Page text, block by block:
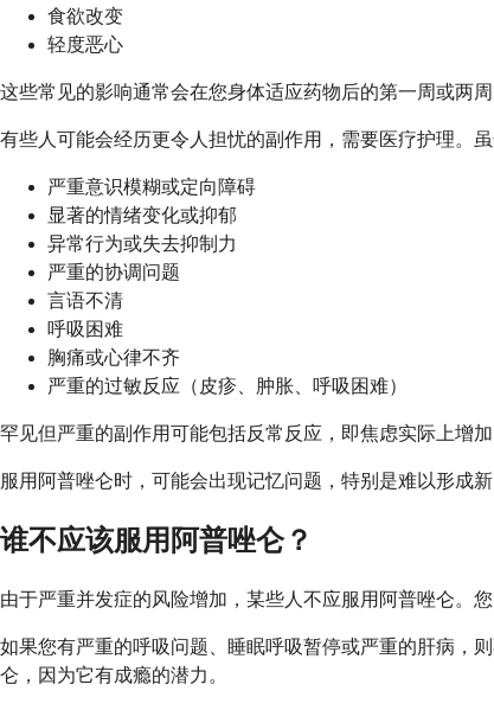
食欲改变
轻度恶心
这些常见的影响通常会在您身体适应药物后的第一周或两周
有些人可能会经历更令人担忧的副作用，需要医疗护理。
严重意识模糊或定向障碍
显著的情绪变化或抑郁
异常行为或失去抑制力
严重的协调问题
言语不清
呼吸困难
胸痛或心律不齐
严重的过敏反应（皮疹、肿胀、呼吸困难）
罕见但严重的副作用可能包括反常反应，即焦虑实际上增
服用阿普唑仑时，可能会出现记忆问题，特别是难以形成
谁不应该服用阿普唑仑？
由于严重并发症的风险增加，某些人不应服用阿普唑仑。
如果您有严重的呼吸问题、睡眠呼吸暂停或严重的肝病，
仑，因为它有成瘾的潜力。